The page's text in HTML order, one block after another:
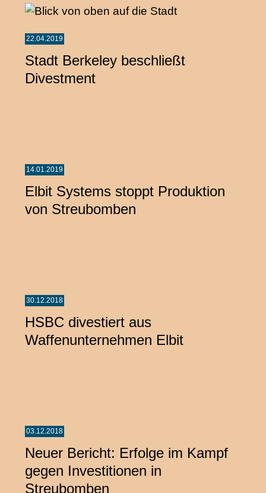
22.04.2019
Stadt Berkeley beschließt
Divestment
14.01.2019
Elbit Systems stoppt Produktion
von Streubomben
30.12.2018
HSBC divestiert aus
Waffenunternehmen Elbit
03.12.2018
Neuer Bericht: Erfolge im Kampf
gegen Investitionen in
Streubomben